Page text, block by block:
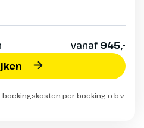
vanaf945,-
per boeking o.b.v.